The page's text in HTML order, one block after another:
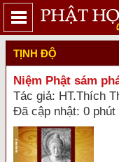
TỊNH ĐỘ
Niệm Phật sám
Tác giả: HT.Thích
Đã cập nhật: 0 phút